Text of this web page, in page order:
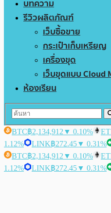
บทความ
รีวิวผลิตภัณฑ์
เว็บซื้อขาย
กระเป๋าเก็บเหรียญ
เครื่องขุด
เว็บขุดแบบ Cloud
ห้องเรียน
BTC฿2,134,912 ▼ 0.10%
1.12%
LINK฿272.45▼ 0.31%
BTC฿2,134,912 ▼ 0.10%
1.12%
LINK฿272.45▼ 0.31%